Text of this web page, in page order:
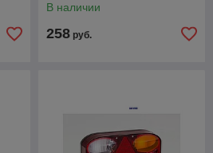
В наличии
258 руб.